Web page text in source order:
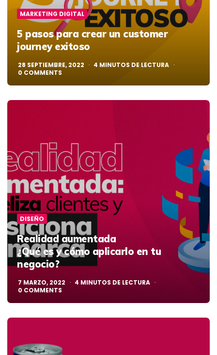
MARKETING DIGITAL
5 pasos para crear un customer
journey exitoso
28 SEPTIEMBRE, 2022 4 MINUTOS DE LECTURA
0 COMMENTS
DISEÑO
Realidad aumentada
¿Qué es y cómo aplicarlo en tu
negocio?
7 MARZO, 2022 4 MINUTOS DE LECTURA
0 COMMENTS